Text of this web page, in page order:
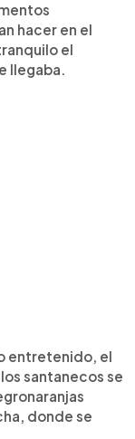
hacer en el
el
llegaba.
entretenido, el
santanecos se
donde se